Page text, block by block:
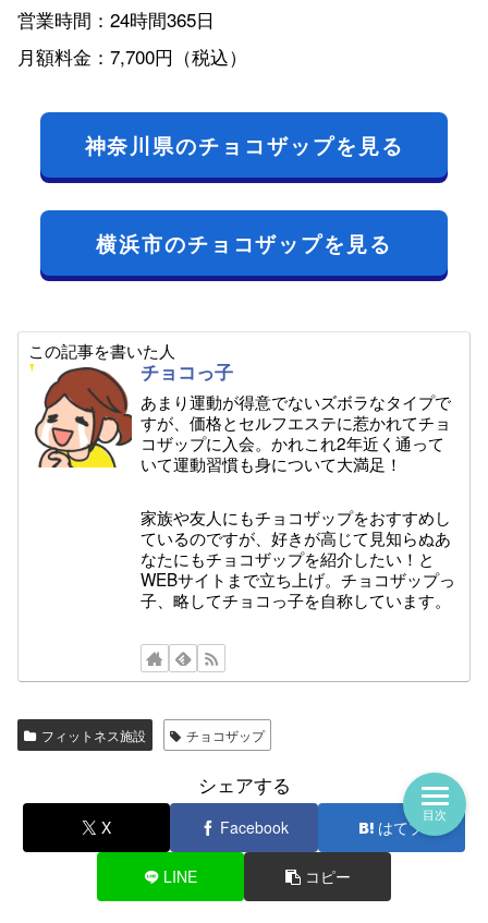
営業時間：24時間365日
月額料金：7,700円（税込）
神奈川県のチョコザップを見る
横浜市のチョコザップを見る
この記事を書いた人
チョコっ子
あまり運動が得意でないズボラなタイプで
すが、価格とセルフエステに惹かれてチョ
コザップに入会。かれこれ2年近く通って
いて運動習慣も身について大満足！
家族や友人にもチョコザップをおすすめし
ているのですが、好きが高じて見知らぬあ
なたにもチョコザップを紹介したい！と
WEBサイトまで立ち上げ。チョコザップっ
子、略してチョコっ子を自称しています。
フィットネス施設 チョコザップ
シェアする
X Facebook はてブ
LINE コピー
目次